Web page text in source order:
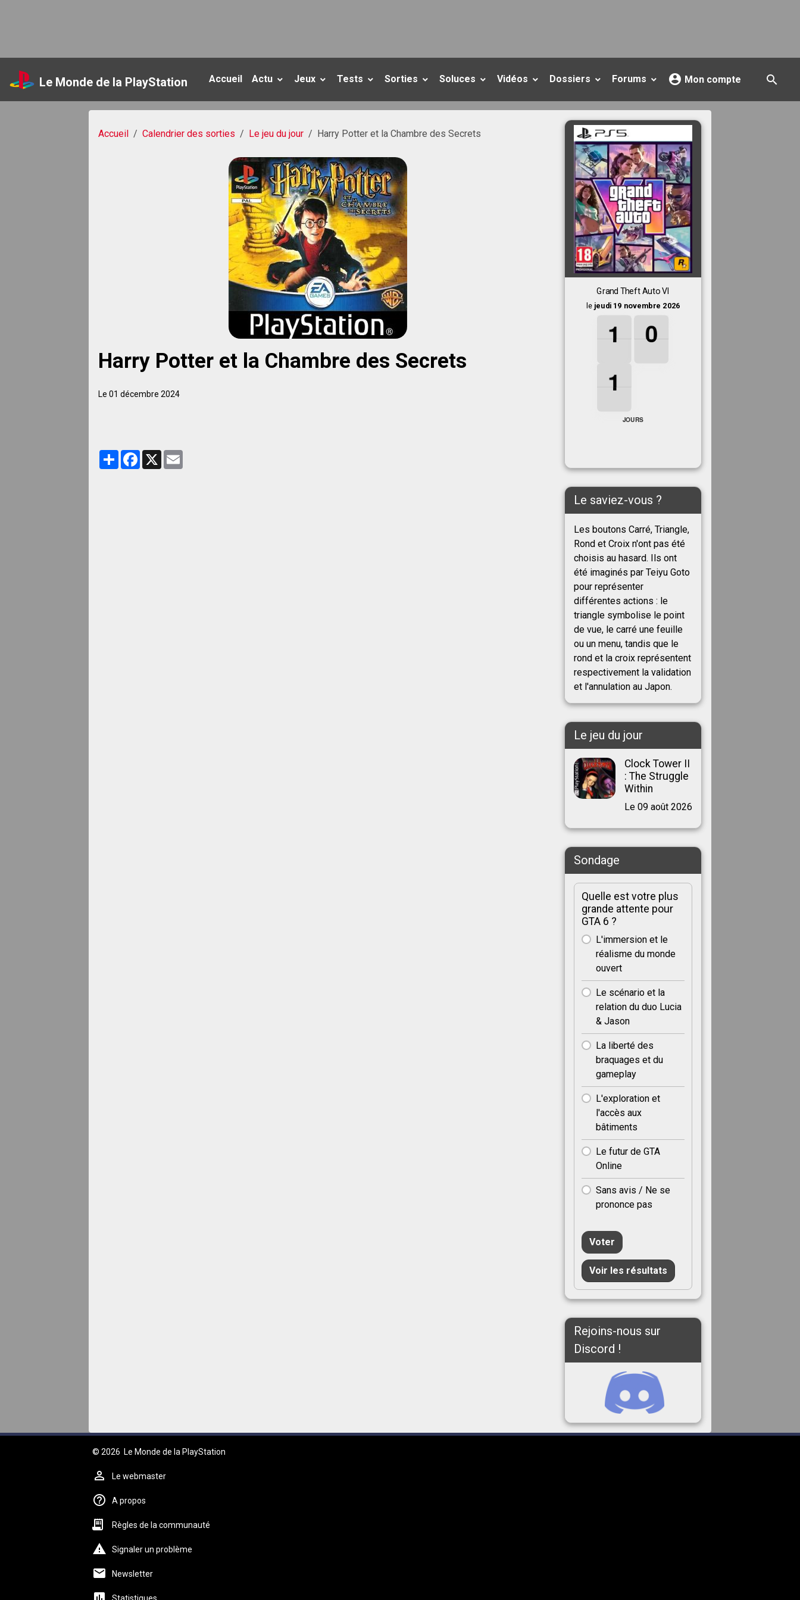
Le Monde de la PlayStation Accueil Actu Jeux Tests Sorties Soluces Vidéos Dossiers Forums Mon compte
Accueil Calendrier des sorties Le jeu du jour Harry Potter et la Chambre des Secrets
Harry Potter et la Chambre des Secrets
Le 01 décembre 2024
PartagerFacebook
X
Grand Theft Auto VI
le jeudi 19 novembre 2026
1
1
1
1 0
0
0
0
1
1
1
1
JOURS
Le saviez-vous ?
Les boutons Carré, Triangle,
Rond et Croix n'ont pas été
choisis au hasard. Ils ont
été imaginés par Teiyu Goto
pour représenter
différentes actions : le
triangle symbolise le point
de vue, le carré une feuille
ou un menu, tandis que le
rond et la croix représentent
respectivement la validation
et l'annulation au Japon.
Le jeu du jour
Clock Tower II
: The Struggle
Within
Le 09 août 2026
Sondage
Quelle est votre plus
grande attente pour
GTA 6 ?
L'immersion et le
réalisme du monde
ouvert
Le scénario et la
relation du duo Lucia
& Jason
La liberté des
braquages et du
gameplay
L'exploration et
l'accès aux
bâtiments
Le futur de GTA
Online
Sans avis / Ne se
prononce pas
Voter
Voir les résultats
Rejoins-nous sur
Discord !
© 2026 Le Monde de la PlayStation
Le webmaster
A propos
Règles de la communauté
Signaler un problème
Newsletter
Statistiques